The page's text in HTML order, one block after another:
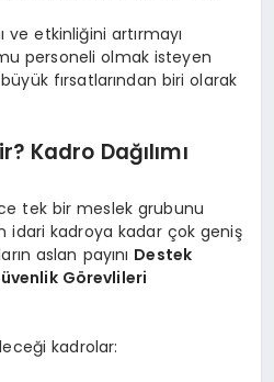
ve etkinliğini artırmayı
personeli olmak isteyen
fırsatlarından biri olarak
Kadro Dağılımı
tek bir meslek grubunu
idari kadroya kadar çok geniş
aslan payını Destek
Görevlileri
kadrolar: